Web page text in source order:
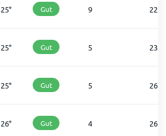
25° Gut 9 22
25° Gut 5 23
25° Gut 5 26
26° Gut 4 26